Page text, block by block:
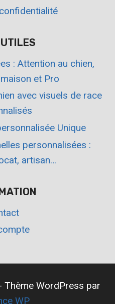
: Attention au chien,
et Pro
avec visuels de race
Unique
personnalisées :
artisan…
WordPress par
WP